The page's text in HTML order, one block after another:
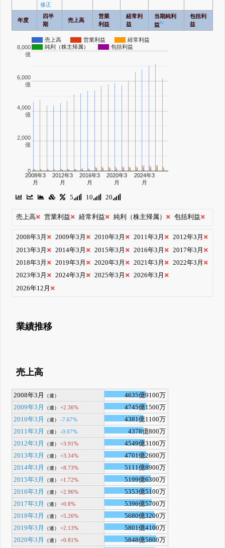
修正
年度
四半
期
売上高
営業
利益
経常利
益
当期純利
益#1
包括利
益
売上高 営業利益
経常利益
純利（株主帰属）
包括利益
2008年3
月
2012年3
月
2016年3
月
2020年3
月
2024年3
月
0
2,000
億
4,000
億
6,000
億
8,000
億
5 10 20
売上高 営業利益 経常利益 純利（株主帰属） 包括利益
2008年3月 2009年3月 2010年3月 2011年3月
2012年3月
2013年3月
2014年3月 2015年3月 2016年3月
2017年3月
2018年3月
2019年3月 2020年3月 2021年3月
2022年3月
2023年3月
2024年3月 2025年3月
2026年3月
2026年12月
業績推移
売上高
2008年3月 （連）
4635億9100万
2009年3月
（連） +2.36%
4745億1500万
2010年3月
（連） -7.67%
4381億1100万
2011年3月
（連） -0.07%
4378億800万
2012年3月
（連） +3.91%
4549億3100万
2013年3月
（連） +3.34%
4701億2600万
2014年3月
（連） +8.73%
5111億8900万
2015年3月
（連） +1.72%
5199億6300万
2016年3月
（連） +2.96%
5353億5100万
2017年3月
（連） +0.8%
5396億5700万
2018年3月
（連） +5.26%
5680億3200万
2019年3月
（連） +2.13%
5801億4100万
2020年3月
（連） +0.81%
5848億5800万